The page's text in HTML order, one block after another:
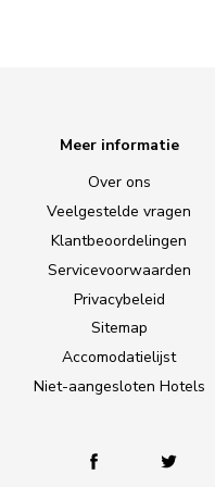
Meer informatie
Over ons
Veelgestelde vragen
Klantbeoordelingen
Servicevoorwaarden
Privacybeleid
Sitemap
Accomodatielijst
Niet-aangesloten Hotels